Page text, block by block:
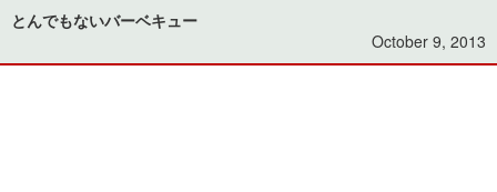
とんでもないバーベキュー
October 9, 2013